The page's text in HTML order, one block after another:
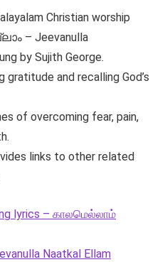
Christian worship
– Jeevanulla
by Sujith George.
and recalling God’s
of overcoming fear, pain,
links to other related
lyrics – காலமெல்லாம்
Naatkal Ellam